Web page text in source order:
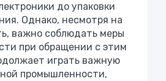
до упаковки
Однако, несмотря на
важно соблюдать меры
при обращении с этим
играть важную
промышленности,